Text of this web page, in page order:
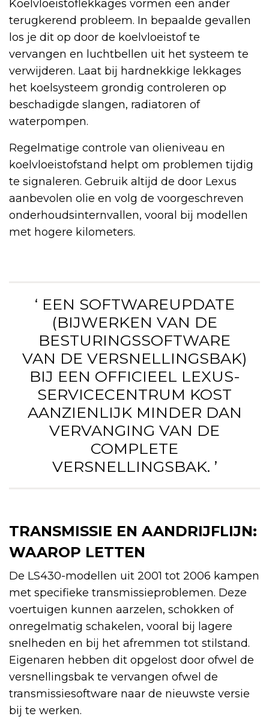
Koelvloeistoflekkages vormen een ander
terugkerend probleem. In bepaalde gevallen
los je dit op door de koelvloeistof te
vervangen en luchtbellen uit het systeem te
verwijderen. Laat bij hardnekkige lekkages
het koelsysteem grondig controleren op
beschadigde slangen, radiatoren of
waterpompen.
Regelmatige controle van olieniveau en
koelvloeistofstand helpt om problemen tijdig
te signaleren. Gebruik altijd de door Lexus
aanbevolen olie en volg de voorgeschreven
onderhoudsinternvallen, vooral bij modellen
met hogere kilometers.
‘ EEN SOFTWAREUPDATE
(BIJWERKEN VAN DE
BESTURINGSSOFTWARE
VAN DE VERSNELLINGSBAK)
BIJ EEN OFFICIEEL LEXUS-
SERVICECENTRUM KOST
AANZIENLIJK MINDER DAN
VERVANGING VAN DE
COMPLETE
VERSNELLINGSBAK. ’
TRANSMISSIE EN AANDRIJFLIJN:
WAAROP LETTEN
De LS430-modellen uit 2001 tot 2006 kampen
met specifieke transmissieproblemen. Deze
voertuigen kunnen aarzelen, schokken of
onregelmatig schakelen, vooral bij lagere
snelheden en bij het afremmen tot stilstand.
Eigenaren hebben dit opgelost door ofwel de
versnellingsbak te vervangen ofwel de
transmissiesoftware naar de nieuwste versie
bij te werken.